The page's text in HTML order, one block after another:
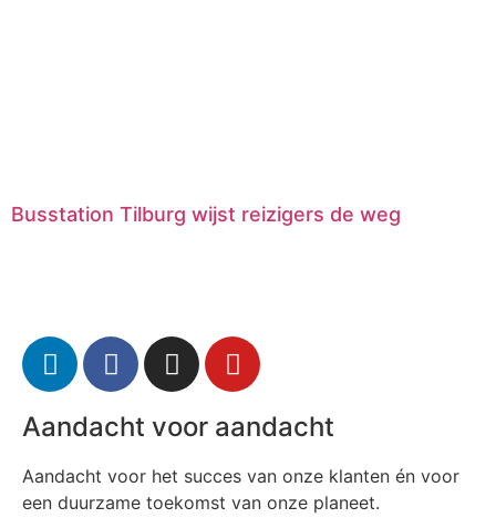
Busstation Tilburg wijst reizigers de weg
Aandacht voor aandacht
Aandacht voor het succes van onze klanten én voor
een duurzame toekomst van onze planeet.